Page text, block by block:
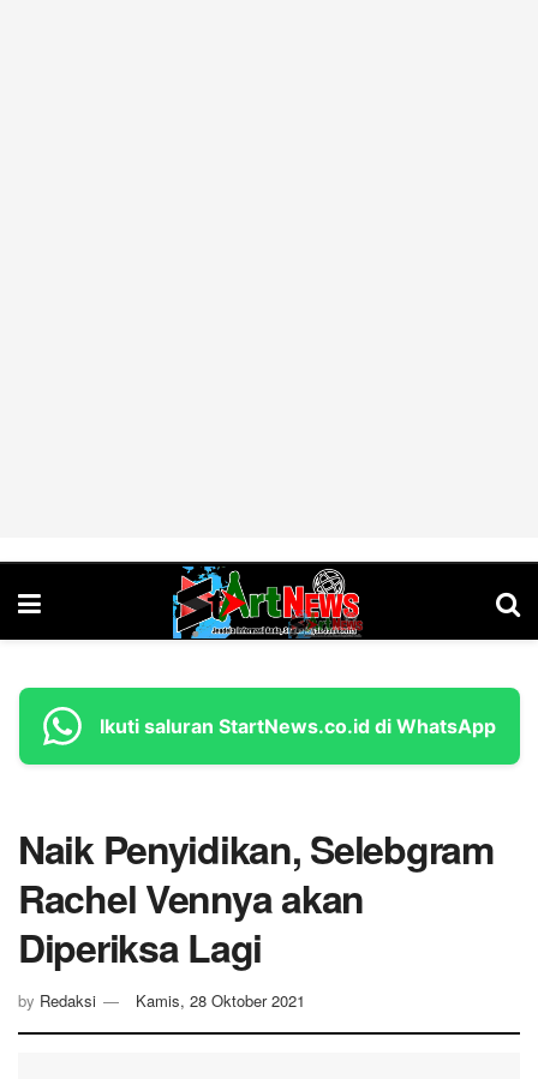
Ikuti saluran StartNews.co.id di WhatsApp
Naik Penyidikan, Selebgram
Rachel Vennya akan
Diperiksa Lagi
by Redaksi Kamis, 28 Oktober 2021